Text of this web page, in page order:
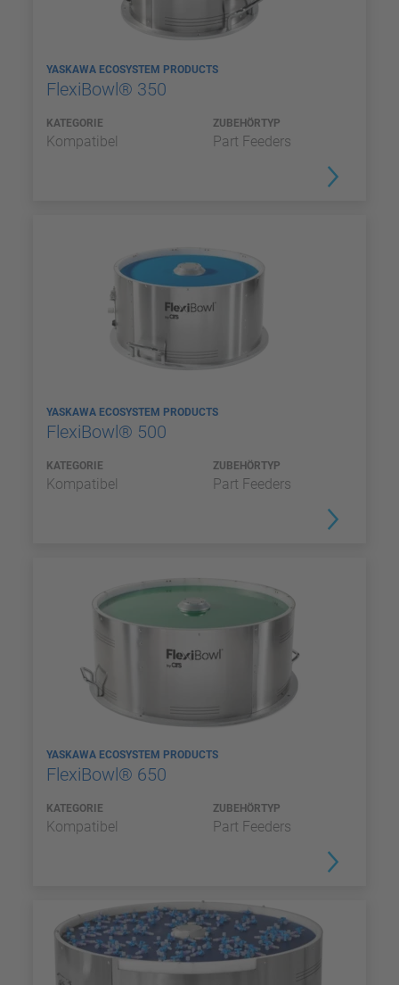
YASKAWA ECOSYSTEM PRODUCTS
FlexiBowl® 350
KATEGORIE
Kompatibel
ZUBEHÖRTYP
Part Feeders
YASKAWA ECOSYSTEM PRODUCTS
FlexiBowl® 500
KATEGORIE
Kompatibel
ZUBEHÖRTYP
Part Feeders
YASKAWA ECOSYSTEM PRODUCTS
FlexiBowl® 650
KATEGORIE
Kompatibel
ZUBEHÖRTYP
Part Feeders